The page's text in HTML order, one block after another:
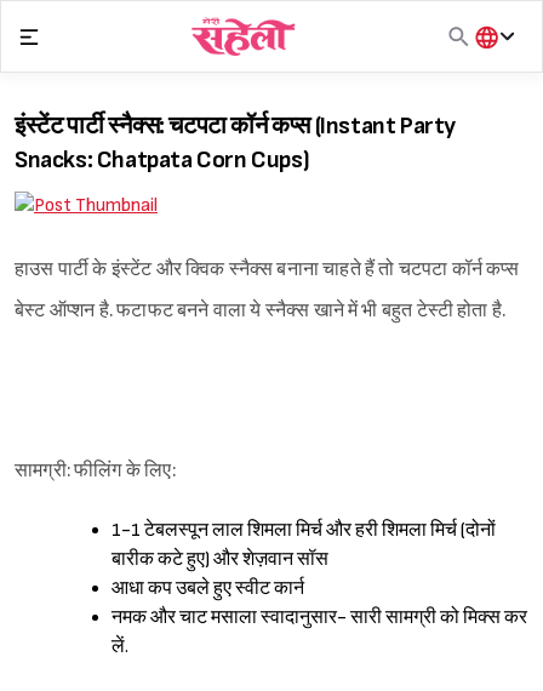
content
हिंदी
इंस्टेंट पार्टी स्नैक्स: चटपटा कॉर्न कप्स (Instant Party
Snacks: Chatpata Corn Cups)
हाउस पार्टी के इंस्टेंट और क्विक स्नैक्स बनाना चाहते हैं तो चटपटा कॉर्न कप्स
बेस्ट ऑप्शन है. फटाफट बनने वाला ये स्नैक्स खाने में भी बहुत टेस्टी होता है.
सामग्री: फीलिंग के लिए:
1-1 टेबलस्पून लाल शिमला मिर्च और हरी शिमला मिर्च (दोनों
बारीक कटे हुए) और शेज़वान सॉस
आधा कप उबले हुए स्वीट कार्न
नमक और चाट मसाला स्वादानुसार- सारी सामग्री को मिक्स कर
लें.